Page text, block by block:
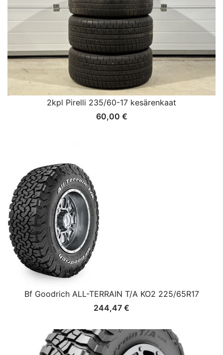
2kpl Pirelli 235/60-17 kesärenkaat
60,00 €
Bf Goodrich ALL-TERRAIN T/A KO2 225/65R17
244,47 €